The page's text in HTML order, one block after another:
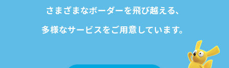
さまざまなボーダーを飛び越える、
多様なサービスをご用意しています。